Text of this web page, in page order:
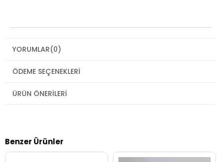
YORUMLAR(0)
ÖDEME SEÇENEKLERI
ÜRÜN ÖNERILERI
Benzer Ürünler